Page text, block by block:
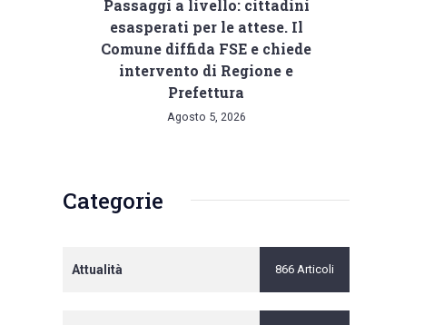
Passaggi a livello: cittadini
esasperati per le attese. Il
Comune diffida FSE e chiede
intervento di Regione e
Prefettura
Agosto 5, 2026
Categorie
Attualità 866 Articoli